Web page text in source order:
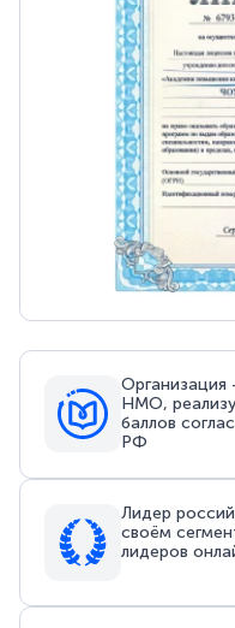
Организация
НМО,
баллов
РФ
Лидер
своём
лидеров